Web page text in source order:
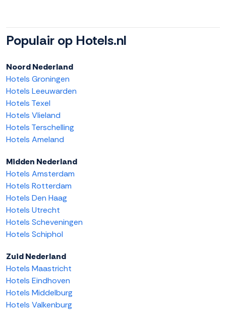
Populair op Hotels.nl
Noord Nederland
Hotels Groningen
Hotels Leeuwarden
Hotels Texel
Hotels Vlieland
Hotels Terschelling
Hotels Ameland
Midden Nederland
Hotels Amsterdam
Hotels Rotterdam
Hotels Den Haag
Hotels Utrecht
Hotels Scheveningen
Hotels Schiphol
Zuid Nederland
Hotels Maastricht
Hotels Eindhoven
Hotels Middelburg
Hotels Valkenburg